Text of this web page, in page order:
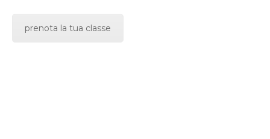
prenota la tua classe